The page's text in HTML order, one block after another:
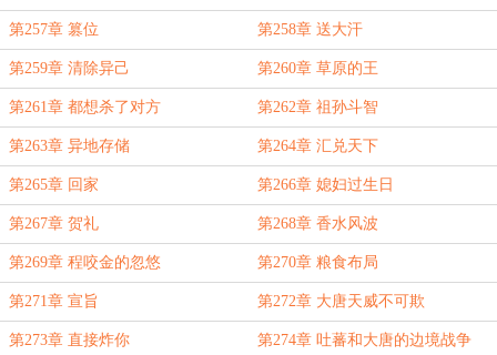
第257章 篡位 第258章 送大汗
第259章 清除异己 第260章 草原的王
第261章 都想杀了对方 第262章 祖孙斗智
第263章 异地存储 第264章 汇兑天下
第265章 回家 第266章 媳妇过生日
第267章 贺礼 第268章 香水风波
第269章 程咬金的忽悠 第270章 粮食布局
第271章 宣旨 第272章 大唐天威不可欺
第273章 直接炸你 第274章 吐蕃和大唐的边境战争